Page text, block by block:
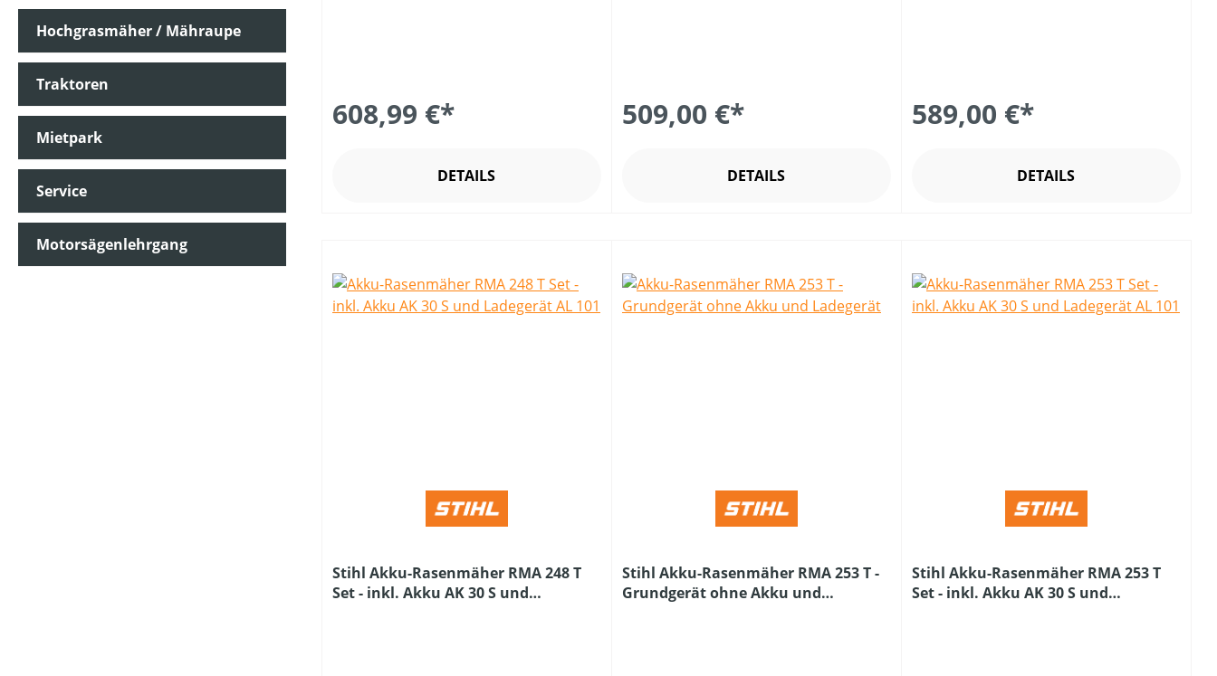
MOTORTYP (HERSTELLERBEZEICHNUNG)
MULCHFUNKTION
MÄHWERKTYP
PRODUKTTYP
Hochgrasmäher / Mähraupe
Traktoren
Mietpark
Service
Motorsägenlehrgang
608,99 €*
DETAILS
509,00 €*
DETAILS
589,00 €*
DETAILS
Stihl Akku-Rasenmäher RMA 248 T
Set - inkl. Akku AK 30 S und
Stihl Akku-Rasenmäher RMA 253 T -
Grundgerät ohne Akku und
Stihl Akku-Rasenmäher RMA 253 T
Set - inkl. Akku AK 30 S und